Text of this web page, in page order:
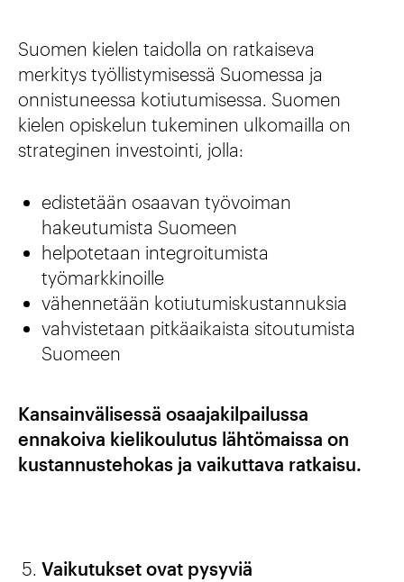
Suomen kielen taidolla on ratkaiseva
merkitys työllistymisessä Suomessa ja
onnistuneessa kotiutumisessa. Suomen
kielen opiskelun tukeminen ulkomailla on
strateginen investointi, jolla:
edistetään osaavan työvoiman
hakeutumista Suomeen
helpotetaan integroitumista
työmarkkinoille
vähennetään kotiutumiskustannuksia
vahvistetaan pitkäaikaista sitoutumista
Suomeen
Kansainvälisessä osaajakilpailussa
ennakoiva kielikoulutus lähtömaissa on
kustannustehokas ja vaikuttava ratkaisu.
Vaikutukset ovat pysyviä